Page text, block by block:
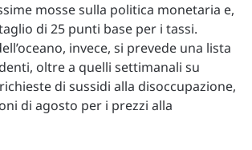
mosse sulla politica monetaria e,
di 25 punti base per i tassi.
invece, si prevede una lista
oltre a quelli settimanali su
di sussidi alla disoccupazione,
di agosto per i prezzi alla